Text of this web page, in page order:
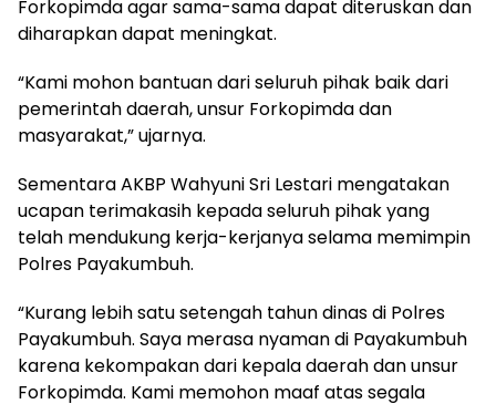
Forkopimda agar sama-sama dapat diteruskan dan
diharapkan dapat meningkat.
“Kami mohon bantuan dari seluruh pihak baik dari
pemerintah daerah, unsur Forkopimda dan
masyarakat,” ujarnya.
Sementara AKBP Wahyuni Sri Lestari mengatakan
ucapan terimakasih kepada seluruh pihak yang
telah mendukung kerja-kerjanya selama memimpin
Polres Payakumbuh.
“Kurang lebih satu setengah tahun dinas di Polres
Payakumbuh. Saya merasa nyaman di Payakumbuh
karena kekompakan dari kepala daerah dan unsur
Forkopimda. Kami memohon maaf atas segala